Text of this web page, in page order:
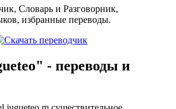
Словарь и Разговорник,
избранные переводы.
- переводы и